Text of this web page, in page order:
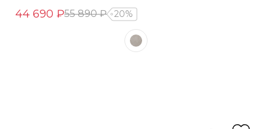
44 690 ₽55 890 ₽ 20%